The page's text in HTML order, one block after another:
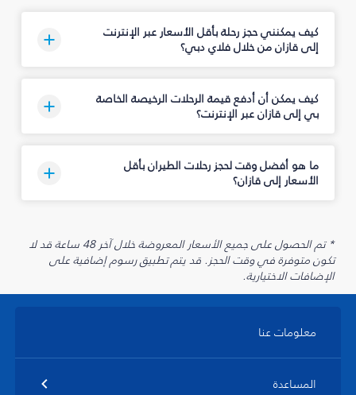
كيف يمكنني حجز رحلة بأقل الأسعار عبر الإنترنت
إلى قازان من خلال فلاي دبي؟
كيف يمكن أن أدفع قيمة الرحلات الرخيصة الخاصة
بي إلى قازان عبر الإنترنت؟
ما هو أفضل وقت لحجز رحلات الطيران بأقل
الأسعار إلى قازان؟
* تم الحصول على جميع الأسعار المعروضة خلال آخر 48 ساعة قد لا
تكون متوفرة في وقت الحجز. قد يتم تطبيق رسوم إضافية على
الإضافات الاختيارية.
معلومات عنا
المساعدة